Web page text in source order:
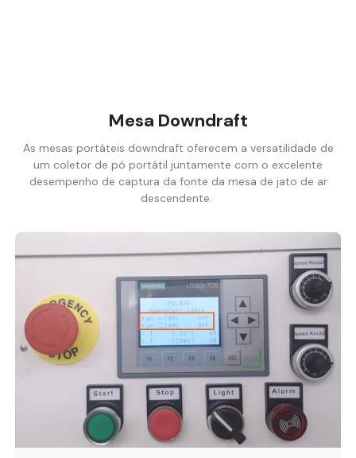
Mesa Downdraft
As mesas portáteis downdraft oferecem a versatilidade de
um coletor de pó portátil juntamente com o excelente
desempenho de captura da fonte da mesa de jato de ar
descendente.